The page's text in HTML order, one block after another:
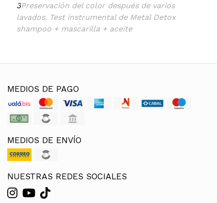
3Preservación del color después de varios
lavados. Test instrumental de Metal Detox
shampoo + mascarilla + aceite
MEDIOS DE PAGO
MEDIOS DE ENVÍO
NUESTRAS REDES SOCIALES